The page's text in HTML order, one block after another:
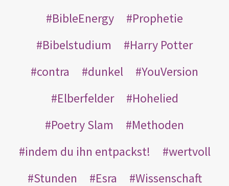
BibleEnergy
Prophetie
Bibelstudium
Harry Potter
contra
dunkel
YouVersion
Elberfelder
Hohelied
Poetry Slam
Methoden
indem du ihn entpackst!
wertvoll
Stunden
Esra
Wissenschaft